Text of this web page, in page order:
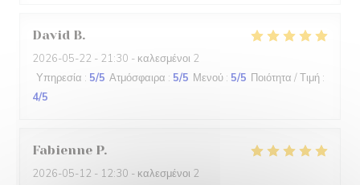
David B
2026-05-22 - 21:30 - καλεσμένοι 2
Υπηρεσία : 5/5 Ατμόσφαιρα : 5/5 Μενού : 5/5 Ποιότητα / Τιμή :
4/5
Fabienne P
2026-05-12 - 12:30 - καλεσμένοι 2